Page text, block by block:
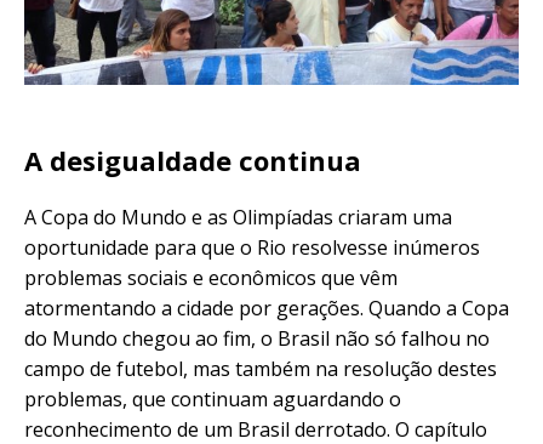
A desigualdade continua
A Copa do Mundo e as Olimpíadas criaram uma
oportunidade para que o Rio resolvesse inúmeros
problemas sociais e econômicos que vêm
atormentando a cidade por gerações. Quando a Copa
do Mundo chegou ao fim, o Brasil não só falhou no
campo de futebol, mas também na resolução destes
problemas, que continuam aguardando o
reconhecimento de um Brasil derrotado. O capítulo